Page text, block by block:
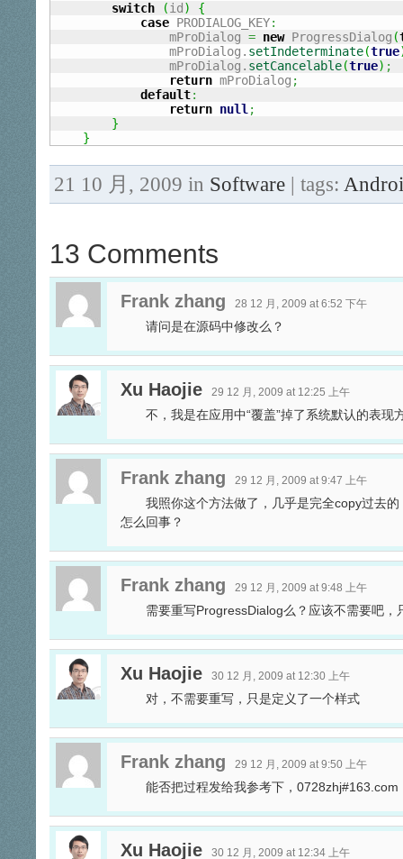
switch
(id )
{
case PRODIALOG_KEY:
            	mProDialog
= new ProgressDialog (
            	mProDialog.
setIndeterminate(true
            	mProDialog.
setCancelable(true) ;
return mProDialog ;
default:
return null ;
}
}
21 10 月, 2009 in Software | tags:
13 Comments
Frank zhang 28 12 月, 2009 at 6:52 下午
请问是在源码中修改么？
Xu Haojie 29 12 月, 2009 at 12:25 上午
不，我是在应用中“覆盖”掉了系统默认的表
Frank zhang 29 12 月, 2009 at 9:47 上午
我照你这个方法做了，几乎是完全copy过去
怎么回事？
Frank zhang 29 12 月, 2009 at 9:48 上午
需要重写ProgressDialog么？应该不需要吧
Xu Haojie 30 12 月, 2009 at 12:30 上午
对，不需要重写，只是定义了一个样式
Frank zhang 29 12 月, 2009 at 9:50 上午
能否把过程发给我参考下，0728zhj#163.com
Xu Haojie 30 12 月, 2009 at 12:34 上午